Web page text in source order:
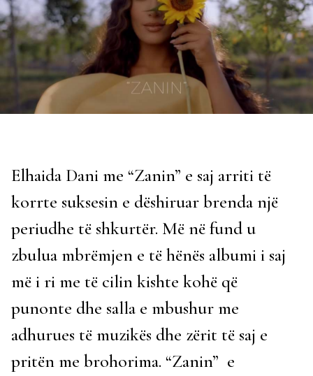
Elhaida Dani me “Zanin” e saj arriti të
korrte suksesin e dëshiruar brenda një
periudhe të shkurtër. Më në fund u
zbulua mbrëmjen e të hënës albumi i saj
më i ri me të cilin kishte kohë që
punonte dhe salla e mbushur me
adhurues të muzikës dhe zërit të saj e
pritën me brohorima. “Zanin” e